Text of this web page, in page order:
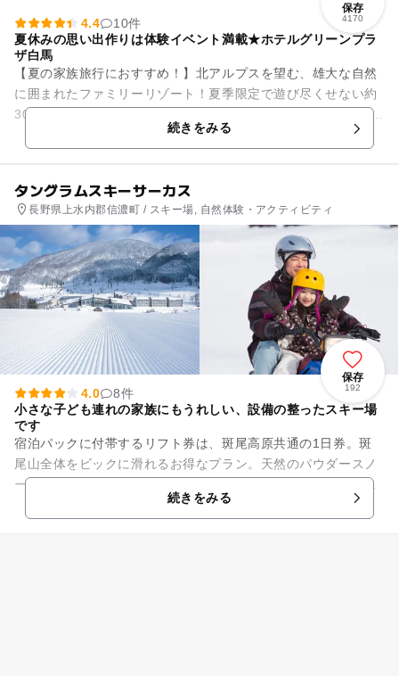
保存
4170
4.4
10件
夏休みの思い出作りは体験イベント満載★ホテルグリーンプラ
ザ白馬
【夏の家族旅行におすすめ！】北アルプスを望む、雄大な自然
に囲まれたファミリーリゾート！夏季限定で遊び尽くせない約
30種体験プログラムを用意した 「コルチナワンダーヴィレッ
ジ」が大人気！リゾート...続きをみる
タングラムスキーサーカス
長野県上水内郡信濃町 / スキー場, 自然体験・アクティビティ
保存
192
4.0
8件
小さな子ども連れの家族にもうれしい、設備の整ったスキー場
です
宿泊パックに付帯するリフト券は、斑尾高原共通の1日券。斑
尾山全体をビックに滑れるお得なプラン。天然のパウダースノ
ーのゲレンデはスキー・スノーボードを楽しむのはもちろん、
タングラムスキーサーカスで...続きをみる